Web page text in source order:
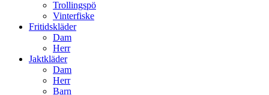
Trollingspö
Vinterfiske
Fritidskläder
Dam
Herr
Jaktkläder
Dam
Herr
Barn